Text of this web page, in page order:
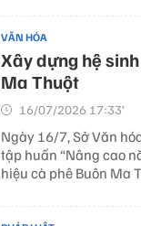
VĂN HÓA
Xây dựng hệ
Ma Thuột
16/07/2026 17:33’
Ngày 16/7, Sở Văn
tập huấn “Nâng cao
hiệu cà phê Buôn Ma